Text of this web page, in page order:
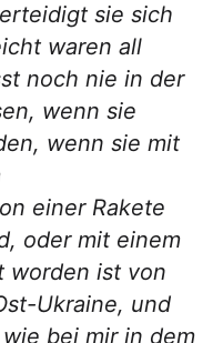
sie sich
waren all
noch nie in der
wenn sie
wenn sie mit
einer Rakete
oder mit einem
worden ist von
Ukraine, und
bei mir in dem